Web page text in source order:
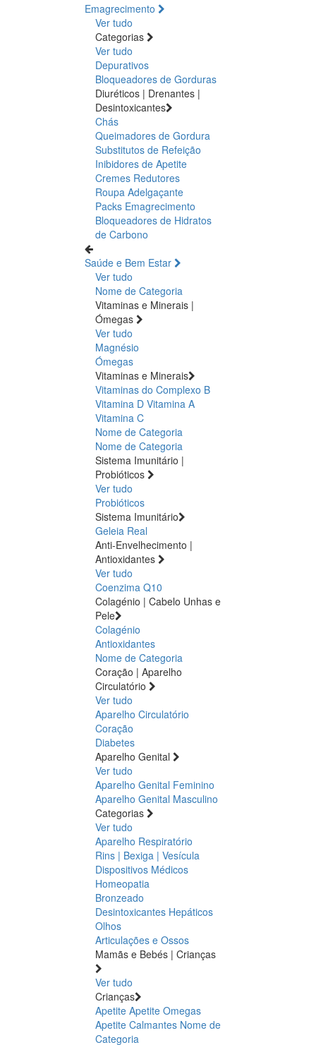
Emagrecimento
Ver tudo
Categorias
Ver tudo
Depurativos
Bloqueadores de Gorduras
Diuréticos | Drenantes |
Desintoxicantes
Chás
Queimadores de Gordura
Substitutos de Refeição
Inibidores de Apetite
Cremes Redutores
Roupa Adelgaçante
Packs Emagrecimento
Bloqueadores de Hidratos
de Carbono
Saúde e Bem Estar
Ver tudo
Nome de Categoria
Vitaminas e Minerais |
Ómegas
Ver tudo
Magnésio
Ómegas
Vitaminas e Minerais
Vitaminas do Complexo B
Vitamina D Vitamina A
Vitamina C
Nome de Categoria
Nome de Categoria
Sistema Imunitário |
Probióticos
Ver tudo
Probióticos
Sistema Imunitário
Geleia Real
Anti-Envelhecimento |
Antioxidantes
Ver tudo
Coenzima Q10
Colagénio | Cabelo Unhas e
Pele
Colagénio
Antioxidantes
Nome de Categoria
Coração | Aparelho
Circulatório
Ver tudo
Aparelho Circulatório
Coração
Diabetes
Aparelho Genital
Ver tudo
Aparelho Genital Feminino
Aparelho Genital Masculino
Categorias
Ver tudo
Aparelho Respiratório
Rins | Bexiga | Vesícula
Dispositivos Médicos
Homeopatia
Bronzeado
Desintoxicantes Hepáticos
Olhos
Articulações e Ossos
Mamãs e Bebés | Crianças
Ver tudo
Crianças
Apetite Apetite Omegas
Apetite Calmantes Nome de
Categoria